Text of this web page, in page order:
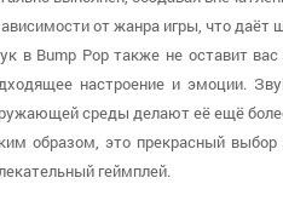
от жанра игры, что
в Bump Pop также не оставит
настроение и эмоции.
среды делают её ещё
образом, это прекрасный
геймплей.